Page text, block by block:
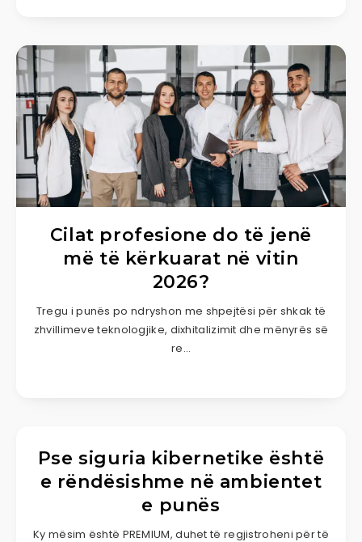
Cilat profesione do të jenë
më të kërkuarat në vitin
2026?
Tregu i punës po ndryshon me shpejtësi për shkak të
zhvillimeve teknologjike, dixhitalizimit dhe mënyrës së
re…
Pse siguria kibernetike është
e rëndësishme në ambientet
e punës
Ky mësim është PREMIUM, duhet të regjistroheni për të